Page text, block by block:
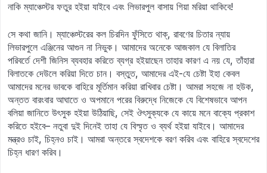
নাকি ম্যাঞ্চেস্টর ফতুর হইয়া যাইবে এবং লিভারপুল বাসায় গিয়া মরিয়া থাকিবে!
সে কথা জানি। ম্যাঞ্চেস্টরের কল চিরদিন ফুঁসিতে থাক্‌, রাবণের চিতার ন্যায়
লিভারপুলে এঞ্জিনের আগুন না নিভুক। আমাদের অনেকে আজকাল যে বিলাতির
পরিবর্তে দেশী জিনিস ব্যবহার করিতে ব্যগ্র হইয়াছেন তাহার কারণ এ নয় যে, তাঁহারা
বিলাতকে দেউলে করিয়া দিতে চান। বস্তুত, আমাদের এই-যে চেষ্টা ইহা কেবল
আমাদের মনের ভাবকে বাহিরে মূর্তিমান করিয়া রাখিবার চেষ্টা। আমরা সহজে না হউক,
অন্তত বারংবার আঘাতে ও অপমানে পরের বিরুদ্ধে নিজেকে যে বিশেষভাবে আপন
বলিয়া জানিতে উৎসুক হইয়া উঠিয়াছি, সেই ঔৎসুক্যকে যে কায়ে মনে বাক্যে প্রকাশ
করিতে হইবে– নতুবা দুই দিনেই তাহা যে বিস্মৃত ও ব্যর্থ হইয়া যাইবে। আমাদের
মন্ত্রও চাই, চিহ্নও চাই। আমরা অন্তরে স্বদেশকে বরণ করিব এবং বাহিরে স্বদেশের
চিহ্ন ধারণ করিব।